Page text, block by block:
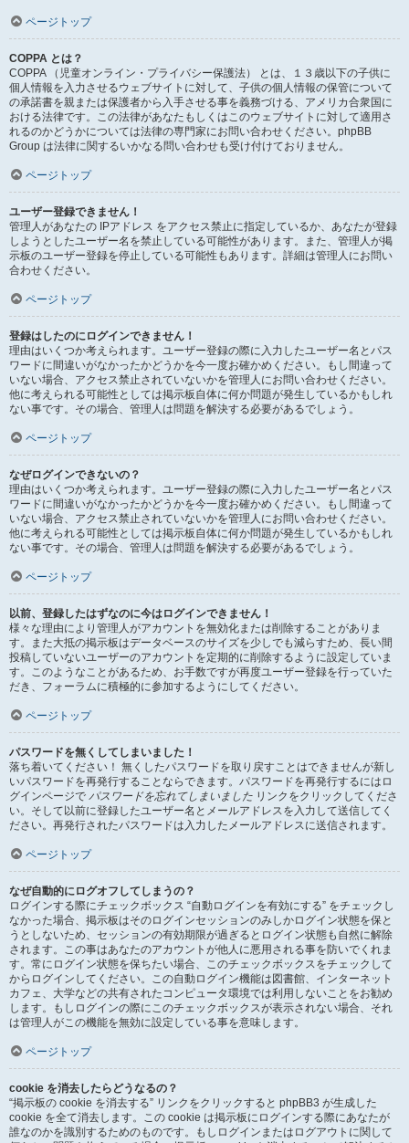
ページトップ
COPPA とは？
COPPA （児童オンライン・プライバシー保護法） とは、１３歳以下の子供に
個人情報を入力させるウェブサイトに対して、子供の個人情報の保管について
の承諾書を親または保護者から入手させる事を義務づける、アメリカ合衆国に
おける法律です。この法律があなたもしくはこのウェブサイトに対して適用さ
れるのかどうかについては法律の専門家にお問い合わせください。phpBB
Group は法律に関するいかなる問い合わせも受け付けておりません。
ページトップ
ユーザー登録できません！
管理人があなたの IPアドレス をアクセス禁止に指定しているか、あなたが登録
しようとしたユーザー名を禁止している可能性があります。また、管理人が掲
示板のユーザー登録を停止している可能性もあります。詳細は管理人にお問い
合わせください。
ページトップ
登録はしたのにログインできません！
理由はいくつか考えられます。ユーザー登録の際に入力したユーザー名とパス
ワードに間違いがなかったかどうかを今一度お確かめください。もし間違って
いない場合、アクセス禁止されていないかを管理人にお問い合わせください。
他に考えられる可能性としては掲示板自体に何か問題が発生しているかもしれ
ない事です。その場合、管理人は問題を解決する必要があるでしょう。
ページトップ
なぜログインできないの？
理由はいくつか考えられます。ユーザー登録の際に入力したユーザー名とパス
ワードに間違いがなかったかどうかを今一度お確かめください。もし間違って
いない場合、アクセス禁止されていないかを管理人にお問い合わせください。
他に考えられる可能性としては掲示板自体に何か問題が発生しているかもしれ
ない事です。その場合、管理人は問題を解決する必要があるでしょう。
ページトップ
以前、登録したはずなのに今はログインできません！
様々な理由により管理人がアカウントを無効化または削除することがありま
す。また大抵の掲示板はデータベースのサイズを少しでも減らすため、長い間
投稿していないユーザーのアカウントを定期的に削除するように設定していま
す。このようなことがあるため、お手数ですが再度ユーザー登録を行っていた
だき、フォーラムに積極的に参加するようにしてください。
ページトップ
パスワードを無くしてしまいました！
落ち着いてください！ 無くしたパスワードを取り戻すことはできませんが新し
いパスワードを再発行することならできます。パスワードを再発行するにはロ
グインページで パスワードを忘れてしまいました リンクをクリックしてくださ
い。そして以前に登録したユーザー名とメールアドレスを入力して送信してく
ださい。再発行されたパスワードは入力したメールアドレスに送信されます。
ページトップ
なぜ自動的にログオフしてしまうの？
ログインする際にチェックボックス “自動ログインを有効にする” をチェックし
なかった場合、掲示板はそのログインセッションのみしかログイン状態を保と
うとしないため、セッションの有効期限が過ぎるとログイン状態も自然に解除
されます。この事はあなたのアカウントが他人に悪用される事を防いでくれま
す。常にログイン状態を保ちたい場合、このチェックボックスをチェックして
からログインしてください。この自動ログイン機能は図書館、インターネット
カフェ、大学などの共有されたコンピュータ環境では利用しないことをお勧め
します。もしログインの際にこのチェックボックスが表示されない場合、それ
は管理人がこの機能を無効に設定している事を意味します。
ページトップ
cookie を消去したらどうなるの？
“掲示板の cookie を消去する” リンクをクリックすると phpBB3 が生成した
cookie を全て消去します。この cookie は掲示板にログインする際にあなたが
誰なのかを識別するためのものです。もしログインまたはログアウトに関して